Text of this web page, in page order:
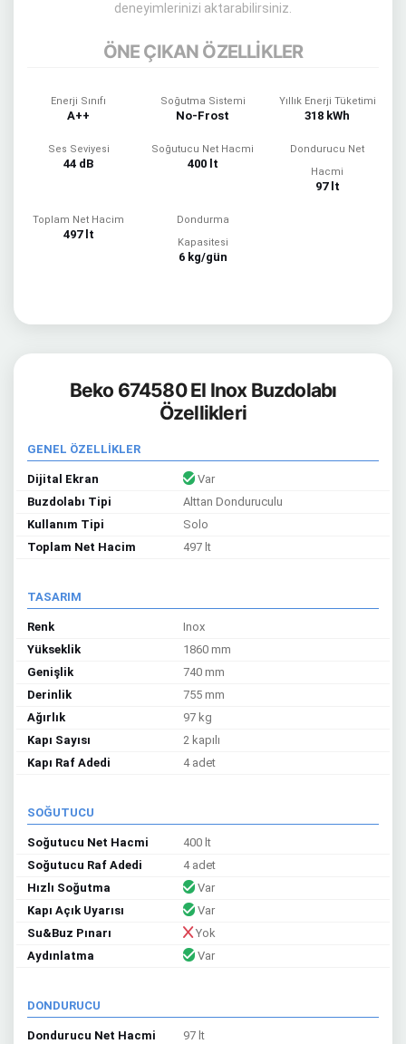
deneyimlerinizi aktarabilirsiniz.
ÖNE ÇIKAN ÖZELLİKLER
Enerji Sınıfı
A++
Soğutma Sistemi
No-Frost
Yıllık Enerji Tüketimi
318 kWh
Ses Seviyesi
44 dB
Soğutucu Net Hacmi
400 lt
Dondurucu Net
Hacmi
97 lt
Toplam Net Hacim
497 lt
Dondurma
Kapasitesi
6 kg/gün
Beko 674580 EI Inox Buzdolabı
Özellikleri
GENEL ÖZELLİKLER
Dijital Ekran
Var
Buzdolabı Tipi
Alttan Donduruculu
Kullanım Tipi
Solo
Toplam Net Hacim
497 lt
TASARIM
Renk
Inox
Yükseklik
1860 mm
Genişlik
740 mm
Derinlik
755 mm
Ağırlık
97 kg
Kapı Sayısı
2 kapılı
Kapı Raf Adedi
4 adet
SOĞUTUCU
Soğutucu Net Hacmi
400 lt
Soğutucu Raf Adedi
4 adet
Hızlı Soğutma
Var
Kapı Açık Uyarısı
Var
Su&Buz Pınarı
Yok
Aydınlatma
Var
DONDURUCU
Dondurucu Net Hacmi
97 lt